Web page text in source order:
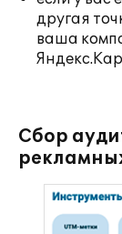
другая
ваша
Сбор